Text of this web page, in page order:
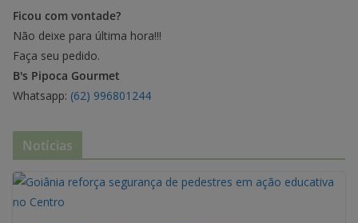
Ficou com vontade?
Não deixe para última hora!!!
Faça seu pedido.
B's Pipoca Gourmet
Whatsapp: (62) 996801244
Notícias